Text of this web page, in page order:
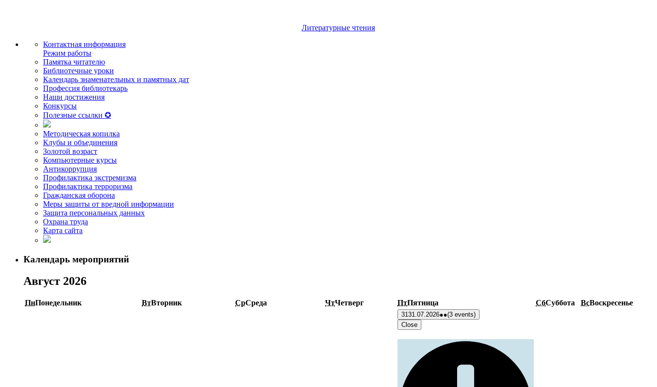
Литературные чтения
Контактная информация
Режим работы
Памятка читателю
Библиотечные уроки
Календарь знаменательных и памятных дат
Профессия библиотекарь
Наши достижения
Конкурсы
Полезные ссылки ✪
Методическая копилка
Клубы и объединения
Золотой возраст
Компьютерные курсы
Антикоррупция
Профилактика экстремизма
Профилактика терроризма
Гражданская оборона
Меры защиты от вредной информации
Защита персональных данных
Охрана труда
Карта сайта
Календарь мероприятий
Август 2026
ПнПонедельник ВтВторник СрСреда ЧтЧетверг ПтПятница СбСуббота ВсВоскресенье
3131.07.2026●●(3 events)
Close